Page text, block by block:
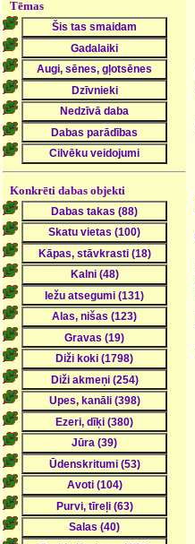
Tēmas
Konkrēti dabas objekti